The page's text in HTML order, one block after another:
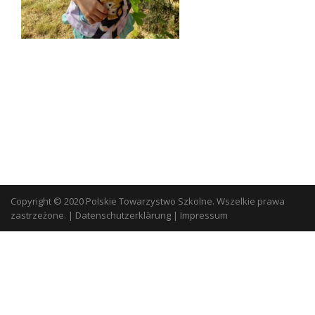
Copyright © 2020 Polskie Towarzystwo Szkolne. Wszelkie prawa
zastrzeżone. | Datenschutzerklärung | Impressum